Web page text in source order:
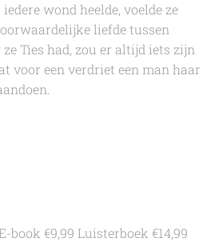
wond heelde, voelde ze
liefde tussen
Ties had, zou er altijd iets zijn
voor een verdriet een man haar
book €9,99 Luisterboek €14,99